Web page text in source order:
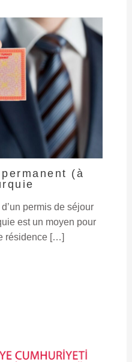
(à
permis de séjour
est un moyen pour
résidence […]